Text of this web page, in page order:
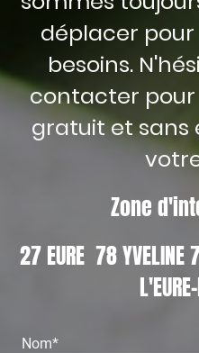
déplacer
besoins.
contacter pour
gratuit et sans
Zone
27 EURE 78
Nom*